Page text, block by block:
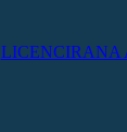
LICENCIRANA